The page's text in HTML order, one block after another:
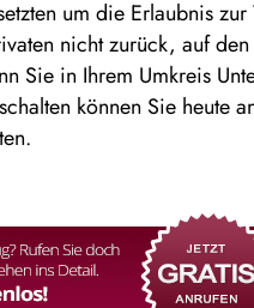
um die Erlaubnis
nicht zurück, auf
Sie in Ihrem Umkreis
können Sie heute